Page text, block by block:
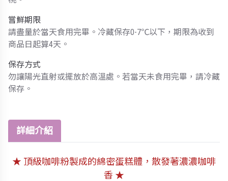
嘗鮮期限
請盡量於當天食用完畢。冷藏保存0-7℃以下，期限為收到
商品日起算4天。
保存方式
勿讓陽光直射或擺放於高溫處。若當天未食用完畢，請冷藏
保存。
詳細介紹
★ 頂級咖啡粉製成的綿密蛋糕體，散發著濃濃咖啡
香 ★